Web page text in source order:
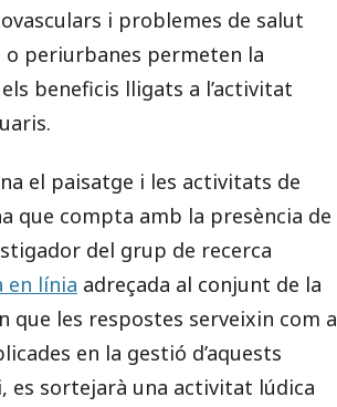
i problemes de salut
o periurbanes permeten la
beneficis lligats a l’activitat
el paisatge i les activitats de
que compta amb la presència de
del grup de recerca
en línia adreçada al conjunt de la
que les respostes serveixin com a
en la gestió d’aquests
es sortejarà una activitat lúdica